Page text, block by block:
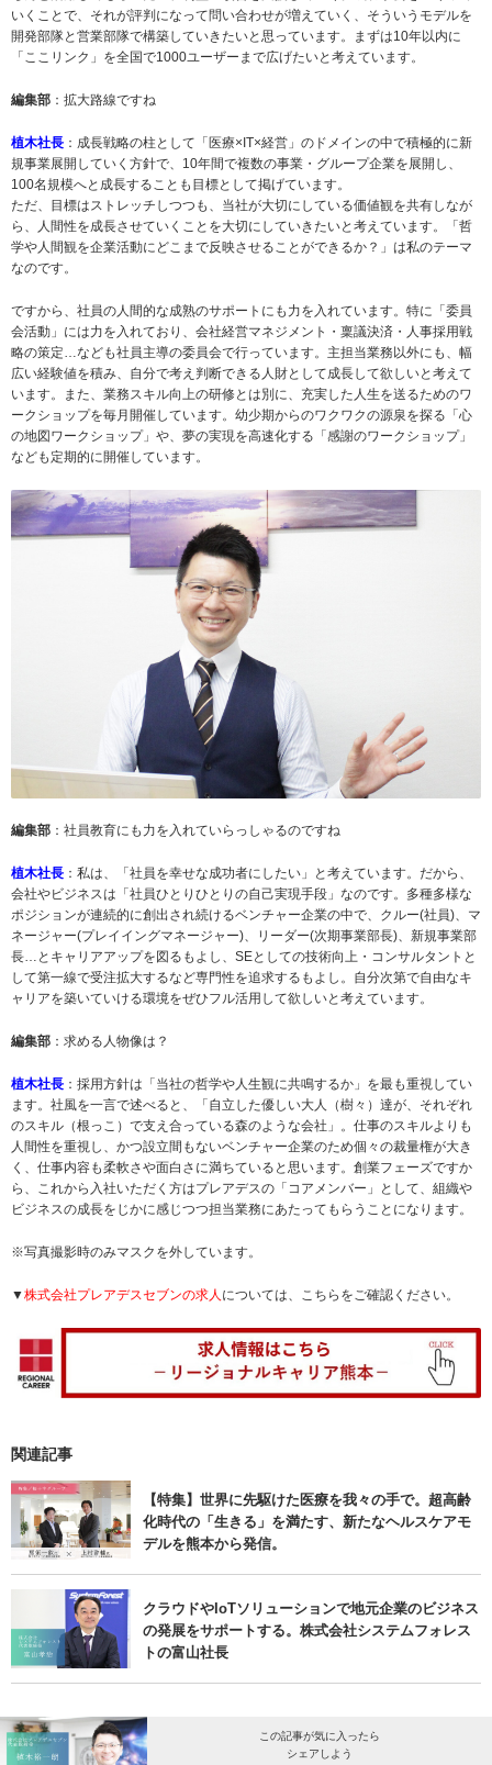
いくことで、それが評判になって問い合わせが増えていく、そういうモデルを
開発部隊と営業部隊で構築していきたいと思っています。まずは10年以内に
「ここリンク」を全国で1000ユーザーまで広げたいと考えています。
編集部 ：拡大路線ですね
植木社長 ：成長戦略の柱として「医療×IT×経営」のドメインの中で積極的に新
規事業展開していく方針で、10年間で複数の事業・グループ企業を展開し、
100名規模へと成長することも目標として掲げています。
ただ、目標はストレッチしつつも、当社が大切にしている価値観を共有しなが
ら、人間性を成長させていくことを大切にしていきたいと考えています。「哲
学や人間観を企業活動にどこまで反映させることができるか？」は私のテーマ
なのです。
ですから、社員の人間的な成熟のサポートにも力を入れています。特に「委員
会活動」には力を入れており、会社経営マネジメント・稟議決済・人事採用戦
略の策定…なども社員主導の委員会で行っています。主担当業務以外にも、幅
広い経験値を積み、自分で考え判断できる人財として成長して欲しいと考えて
います。また、業務スキル向上の研修とは別に、充実した人生を送るためのワ
ークショップを毎月開催しています。幼少期からのワクワクの源泉を探る「心
の地図ワークショップ」や、夢の実現を高速化する「感謝のワークショップ」
なども定期的に開催しています。
編集部 ：社員教育にも力を入れていらっしゃるのですね
植木社長 ：私は、「社員を幸せな成功者にしたい」と考えています。だから、
会社やビジネスは「社員ひとりひとりの自己実現手段」なのです。多種多様な
ポジションが連続的に創出され続けるベンチャー企業の中で、クルー(社員)、マ
ネージャー(プレイイングマネージャー)、リーダー(次期事業部長)、新規事業部
長…とキャリアアップを図るもよし、SEとしての技術向上・コンサルタントと
して第一線で受注拡大するなど専門性を追求するもよし。自分次第で自由なキ
ャリアを築いていける環境をぜひフル活用して欲しいと考えています。
編集部 ：求める人物像は？
植木社長 ：採用方針は「当社の哲学や人生観に共鳴するか」を最も重視してい
ます。社風を一言で述べると、「自立した優しい大人（樹々）達が、それぞれ
のスキル（根っこ）で支え合っている森のような会社」。仕事のスキルよりも
人間性を重視し、かつ設立間もないベンチャー企業のため個々の裁量権が大き
く、仕事内容も柔軟さや面白さに満ちていると思います。創業フェーズですか
ら、これから入社いただく方はプレアデスの「コアメンバー」として、組織や
ビジネスの成長をじかに感じつつ担当業務にあたってもらうことになります。
※写真撮影時のみマスクを外しています。
▼株式会社プレアデスセブンの求人 については、こちらをご確認ください。
関連記事
【特集】世界に先駆けた医療を我々の手で。超高齢
化時代の「生きる」を満たす、新たなヘルスケアモ
デルを熊本から発信。
クラウドやIoTソリューションで地元企業のビジネス
の発展をサポートする。株式会社システムフォレス
トの富山社長
この記事が気に入ったら
シェアしよう